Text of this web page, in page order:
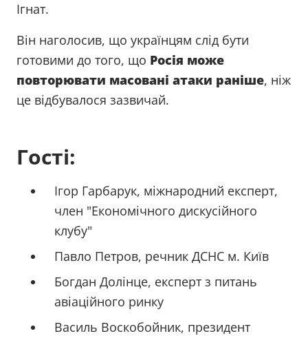
Ігнат.
Він наголосив, що українцям слід бути
готовими до того, що Росія може
повторювати масовані атаки раніше, ніж
це відбувалося зазвичай.
Гості:
Ігор Гарбарук, міжнародний експерт,
член "Економічного дискусійного
клубу"
Павло Петров, речник ДСНС м. Київ
Богдан Долінце, експерт з питань
авіаційного ринку
Василь Воскобойник, президент